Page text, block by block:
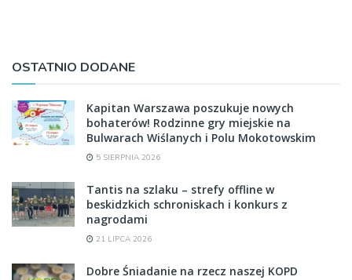
OSTATNIO DODANE
Kapitan Warszawa poszukuje nowych
bohaterów! Rodzinne gry miejskie na
Bulwarach Wiślanych i Polu Mokotowskim
5 SIERPNIA 2026
Tantis na szlaku – strefy offline w
beskidzkich schroniskach i konkurs z
nagrodami
21 LIPCA 2026
Dobre Śniadanie na rzecz naszej KOPD